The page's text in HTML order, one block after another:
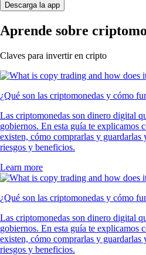
Descarga la app
Aprende sobre
Claves para invertir en cripto
¿Qué son las criptomonedas y cómo
Las criptomonedas son dinero digital
gobiernos. En esta guía te explicamos
existen, cómo comprarlas y guardarlas
riesgos y beneficios.
Learn more
¿Qué son las criptomonedas y cómo
Las criptomonedas son dinero digital
gobiernos. En esta guía te explicamos
existen, cómo comprarlas y guardarlas
riesgos y beneficios.